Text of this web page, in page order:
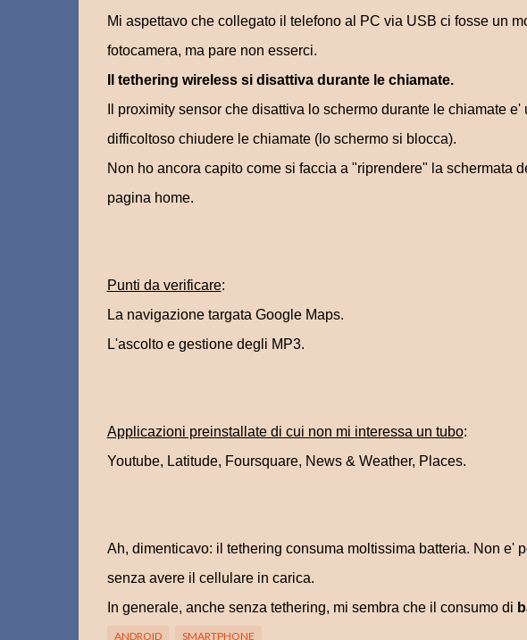
Mi aspettavo che collegato il telefono al PC via USB ci fosse un
fotocamera, ma pare non esserci.
Il tethering wireless si disattiva durante le chiamate.
Il proximity sensor che disattiva lo schermo durante le chiamate
difficoltoso chiudere le chiamate (lo schermo si blocca).
Non ho ancora capito come si faccia a "riprendere" la schermata
pagina home.
Punti da verificare:
La navigazione targata Google Maps.
L'ascolto e gestione degli MP3.
Applicazioni preinstallate di cui non mi interessa un tubo:
Youtube, Latitude, Foursquare, News & Weather, Places.
Ah, dimenticavo: il tethering consuma moltissima batteria. Non e'
senza avere il cellulare in carica.
In generale, anche senza tethering, mi sembra che il consumo di
ANDROID SMARTPHONE